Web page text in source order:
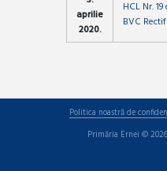
aprilie
2020.
HCL Nr.
BVC Rectif
Politica noastră de
Primăria Ernei ©